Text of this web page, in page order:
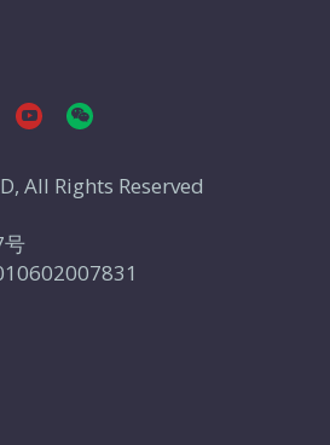
All Rights Reserved